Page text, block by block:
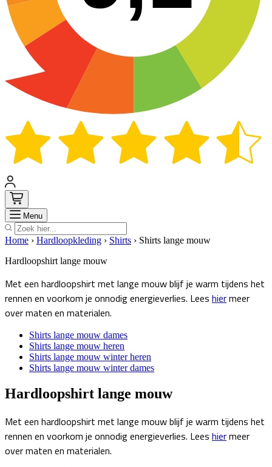
Menu Zoek
Home › Hardloopkleding › Shirts › Shirts lange mouw
Hardloopshirt lange mouw
Met een hardloopshirt met lange mouw blijf je warm tijdens het
rennen en voorkom je onnodig energieverlies. Lees hiermeer
over maten en materialen.
Shirts lange mouw dames
Shirts lange mouw heren
Shirts lange mouw winter heren
Shirts lange mouw winter dames
Hardloopshirt lange mouw
Met een hardloopshirt met lange mouw blijf je warm tijdens het
rennen en voorkom je onnodig energieverlies. Lees hiermeer
over maten en materialen.